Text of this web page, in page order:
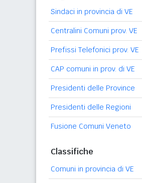
Sindaci in provincia di VE
Centralini Comuni prov. VE
Prefissi Telefonici prov. VE
CAP comuni in prov. di VE
Presidenti delle Province
Presidenti delle Regioni
Fusione Comuni Veneto
Classifiche
Comuni in provincia di VE